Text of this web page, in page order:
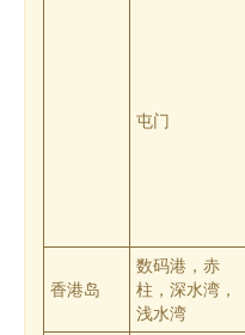
屯门
香港岛
数码港，赤
柱，深水湾，
浅水湾